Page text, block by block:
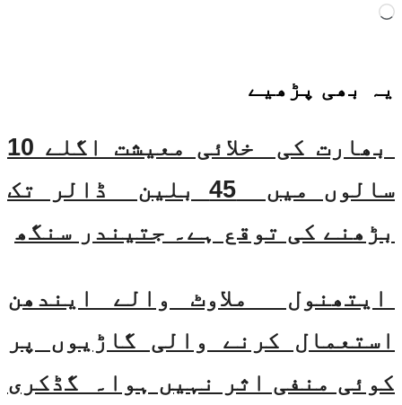
Loading…
یہ بھی پڑھیے
بھارت کی خلائی معیشت اگلے 10
سالوں میں 45 بلین ڈالر تک
بڑھنے کی توقع ہے۔ جتیندر سنگھ
ایتھنول ملاوٹ والے ایندھن
استعمال کرنے والی گاڑیوں پر
کوئی منفی اثر نہیں ہوا۔ گڈکری